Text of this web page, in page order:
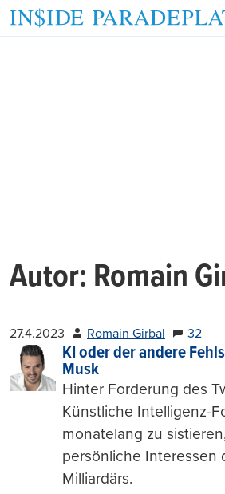
Autor: Romain
27.4.2023 Romain Girbal 32
KI oder der andere
Musk
Hinter Forderung des
Künstliche Intelligenz-
monatelang zu
persönliche Interessen
Milliardärs.